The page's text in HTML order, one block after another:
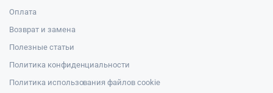
Оплата
Возврат и замена
Полезные статьи
Политика конфиденциальности
Политика использования файлов cookie